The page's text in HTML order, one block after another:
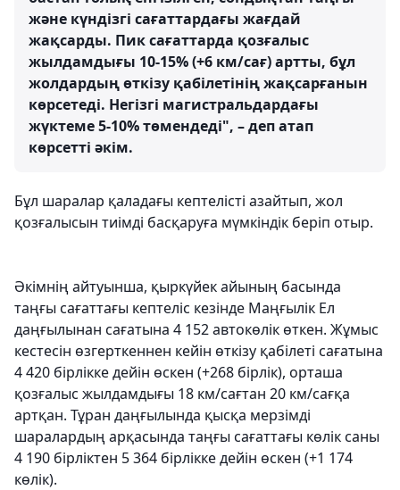
және күндізгі сағаттардағы жағдай
жақсарды. Пик сағаттарда қозғалыс
жылдамдығы 10-15% (+6 км/сағ) артты, бұл
жолдардың өткізу қабілетінің жақсарғанын
көрсетеді. Негізгі магистральдардағы
жүктеме 5-10% төмендеді", – деп атап
көрсетті әкім.
Бұл шаралар қаладағы кептелісті азайтып, жол
қозғалысын тиімді басқаруға мүмкіндік беріп отыр.
Әкімнің айтуынша, қыркүйек айының басында
таңғы сағаттағы кептеліс кезінде Маңғылік Ел
даңғылынан сағатына 4 152 автокөлік өткен. Жұмыс
кестесін өзгерткеннен кейін өткізу қабілеті сағатына
4 420 бірлікке дейін өскен (+268 бірлік), орташа
қозғалыс жылдамдығы 18 км/сағтан 20 км/сағқа
артқан. Тұран даңғылында қысқа мерзімді
шаралардың арқасында таңғы сағаттағы көлік саны
4 190 бірліктен 5 364 бірлікке дейін өскен (+1 174
көлік).